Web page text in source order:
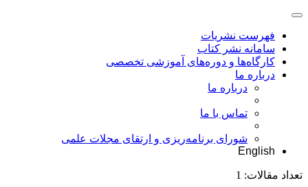
فهرست نشریات
سامانه نشر کتاب
کارگاه‌ها و دوره‌های آموزشی تخصصی
درباره ما
درباره ما
تماس با ما
شورای برنامه‌ریزی و ارتقای مجلات علمی
English
تعداد مقالات: 1